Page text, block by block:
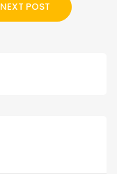
NEXT POST